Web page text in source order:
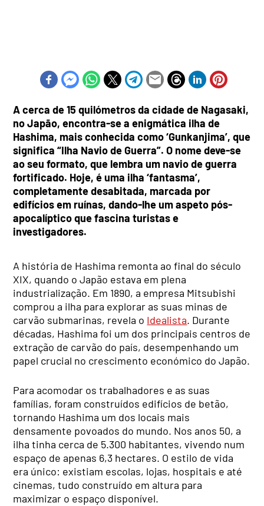
A cerca de 15 quilómetros da cidade de Nagasaki,
no Japão, encontra-se a enigmática ilha de
Hashima, mais conhecida como ‘Gunkanjima’, que
significa “Ilha Navio de Guerra”. O nome deve-se
ao seu formato, que lembra um navio de guerra
fortificado. Hoje, é uma ilha ‘fantasma’,
completamente desabitada, marcada por
edifícios em ruínas, dando-lhe um aspeto pós-
apocalíptico que fascina turistas e
investigadores.
A história de Hashima remonta ao final do século
XIX, quando o Japão estava em plena
industrialização. Em 1890, a empresa Mitsubishi
comprou a ilha para explorar as suas minas de
carvão submarinas, revela o Idealista. Durante
décadas, Hashima foi um dos principais centros de
extração de carvão do país, desempenhando um
papel crucial no crescimento económico do Japão.
Para acomodar os trabalhadores e as suas
famílias, foram construídos edifícios de betão,
tornando Hashima um dos locais mais
densamente povoados do mundo. Nos anos 50, a
ilha tinha cerca de 5.300 habitantes, vivendo num
espaço de apenas 6,3 hectares. O estilo de vida
era único: existiam escolas, lojas, hospitais e até
cinemas, tudo construído em altura para
maximizar o espaço disponível.